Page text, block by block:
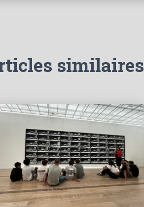
similaires